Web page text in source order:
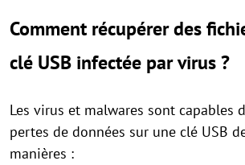
Comment récupérer des
clé USB infectée par virus ?
Les virus et malwares sont capables
pertes de données sur une clé USB
manières :